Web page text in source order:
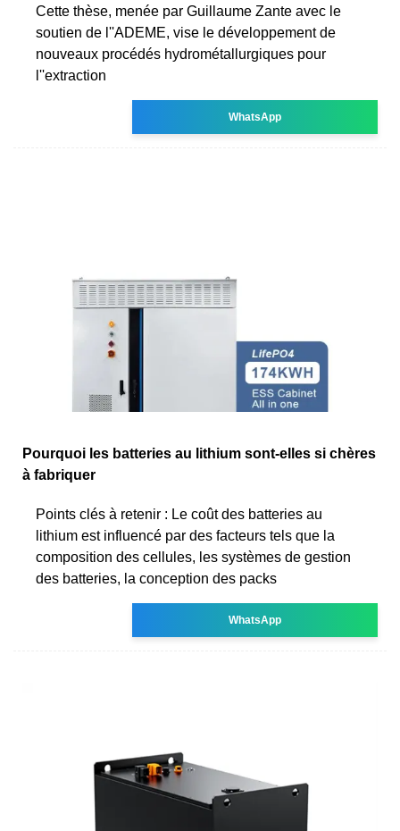
Cette thèse, menée par Guillaume Zante avec le
soutien de l''ADEME, vise le développement de
nouveaux procédés hydrométallurgiques pour
l''extraction
WhatsApp
Pourquoi les batteries au lithium sont-elles si chères
à fabriquer
Points clés à retenir : Le coût des batteries au
lithium est influencé par des facteurs tels que la
composition des cellules, les systèmes de gestion
des batteries, la conception des packs
WhatsApp